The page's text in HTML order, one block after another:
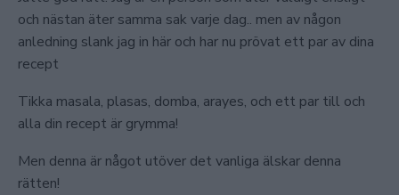
och nästan äter samma sak varje dag.. men av någon
anledning slank jag in här och har nu prövat ett par av dina
recept
Tikka masala, plasas, domba, arayes, och ett par till och
alla din recept är grymma!
Men denna är något utöver det vanliga älskar denna
rätten!